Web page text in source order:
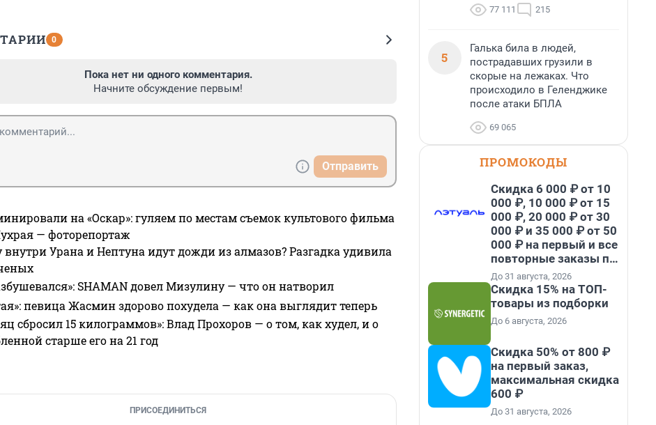
0
Пока нет ни одного комментария.
Начните обсуждение первым!
Отправить
на «Оскар»: гуляем по местам съемок культового фильма
— фоторепортаж
Урана и Нептуна идут дожди из алмазов? Разгадка удивила
SHAMAN довел Мизулину — что он натворил
певица Жасмин здорово похудела — как она выглядит теперь
сбросил 15 килограммов»: Влад Прохоров — о том, как худел, и о
старше его на 21 год
ПРИСОЕДИНИТЬСЯ
77 111 215
5
Галька била в людей,
пострадавших грузили в
скорые на лежаках. Что
происходило в Геленджике
после атаки БПЛА
69 065
ПРОМОКОДЫ
Скидка 6 000 ₽ от 10
000 ₽, 10 000 ₽ от 15
000 ₽, 20 000 ₽ от 30
000 ₽ и 35 000 ₽ от 50
000 ₽ на первый и все
повторные заказы по
промокоду НАБЕРИ
До 31 августа, 2026
Скидка 15% на ТОП-
товары из подборки
До 6 августа, 2026
Скидка 50% от 800 ₽
на первый заказ,
максимальная скидка
600 ₽
До 31 августа, 2026